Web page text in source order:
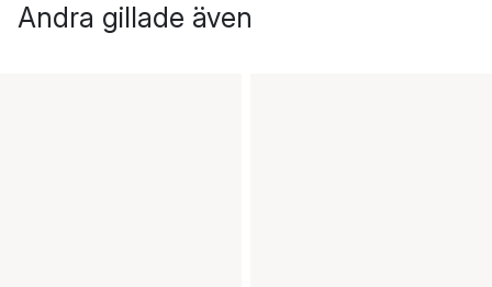
Andra gillade även